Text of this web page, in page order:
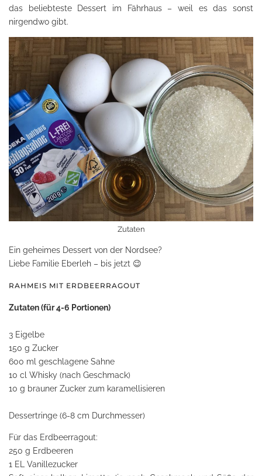
das beliebteste Dessert im Fährhaus – weil es das sonst
nirgendwo gibt.
Zutaten
Ein geheimes Dessert von der Nordsee?
Liebe Familie Eberleh – bis jetzt 😉
RAHMEIS MIT ERDBEERRAGOUT
Zutaten (für 4-6 Portionen)
3 Eigelbe
150 g Zucker
600 ml geschlagene Sahne
10 cl Whisky (nach Geschmack)
10 g brauner Zucker zum karamellisieren
Dessertringe (6-8 cm Durchmesser)
Für das Erdbeerragout:
250 g Erdbeeren
1 EL Vanillezucker